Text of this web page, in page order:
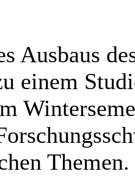
Ausbaus
einem
Themen.